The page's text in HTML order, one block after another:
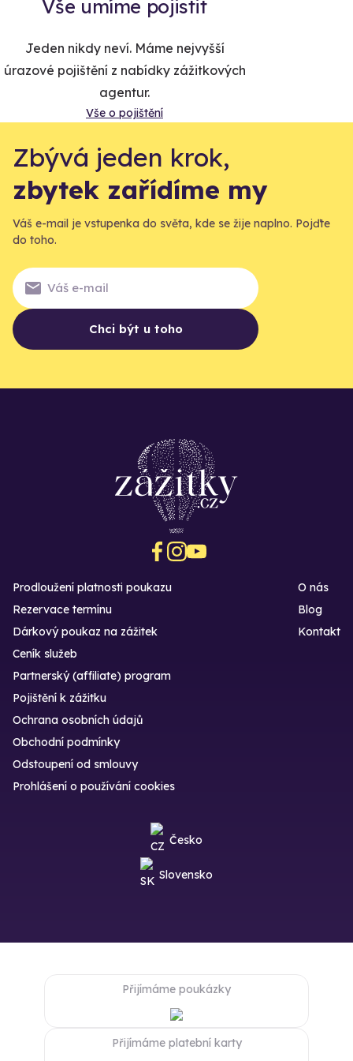
Vše umíme pojistit
Jeden nikdy neví. Máme nejvyšší
úrazové pojištění z nabídky zážitkových
agentur.
Vše o pojištění
Zbývá jeden krok,
zbytek zařídíme my
Váš e-mail je vstupenka do světa, kde se žije naplno. Pojďte
do toho.
Chci být u toho
Prodloužení platnosti poukazu
Rezervace termínu
Dárkový poukaz na zážitek
O nás
Blog
Kontakt
Ceník služeb
Partnerský (affiliate) program
Pojištění k zážitku
Ochrana osobních údajů
Obchodní podmínky
Odstoupení od smlouvy
Prohlášení o používání cookies
Česko
Slovensko
Přijímáme poukázky
Přijímáme platební karty